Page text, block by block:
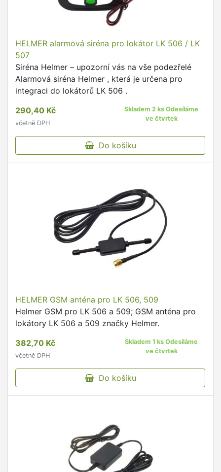
HELMER alarmová siréna pro lokátor LK 506 / LK
507
Siréna Helmer – upozorní vás na vše podezřelé
Alarmová siréna Helmer , která je určena pro
integraci do lokátorů LK 506 .
290,40 Kč
včetně DPH
Skladem 2 ks Odesíláme
ve čtvrtek
Do košíku
HELMER GSM anténa pro LK 506, 509
Helmer GSM pro LK 506 a 509; GSM anténa pro
lokátory LK 506 a 509 značky Helmer.
382,70 Kč
včetně DPH
Skladem 1 ks Odesíláme
ve čtvrtek
Do košíku